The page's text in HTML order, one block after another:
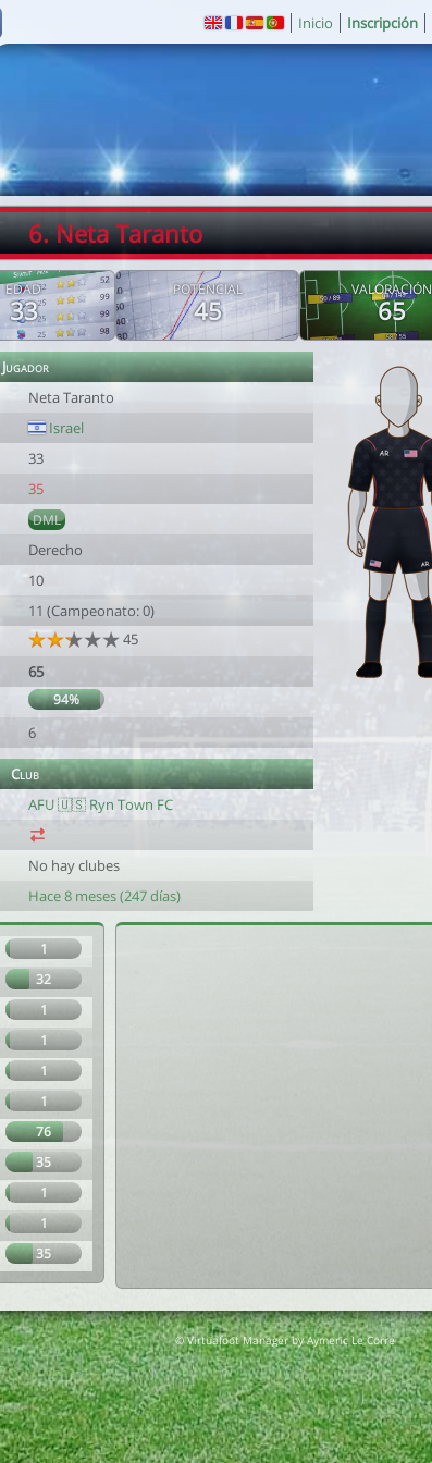
Inicio Inscripción
6. Neta Taranto
EDAD
33
POTENCIAL
45
VALORACIÓN
65
Jugador
Neta Taranto
Israel
33
35
DML
Derecho
10
11 (Campeonato: 0)
45
65
94%
6
Club
AFU 🇺🇸 Ryn Town FC
No hay clubes
Hace 8 meses (247 días)
1
32
1
1
1
1
76
35
1
1
35
© Virtuafoot Manager by Aymeric Le Corre